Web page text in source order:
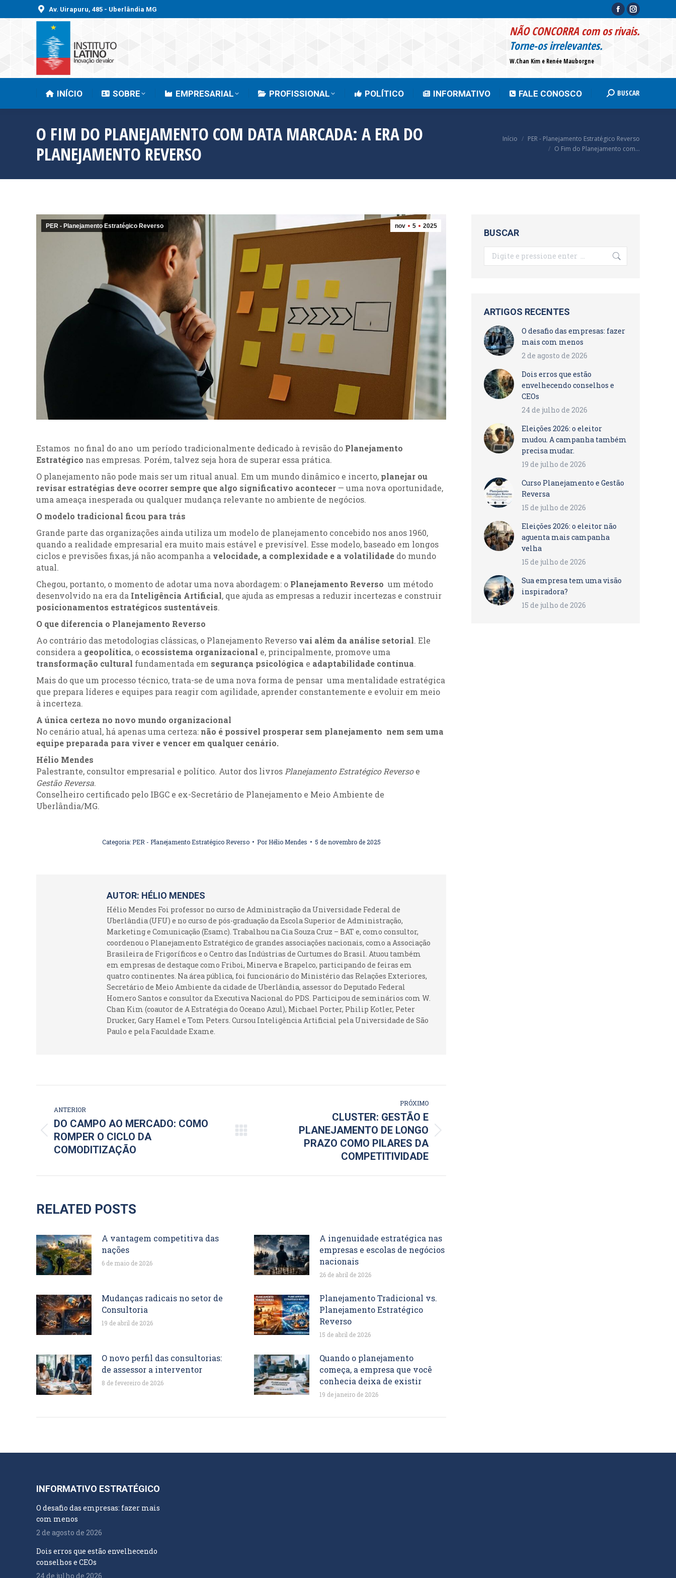
Av. Uirapuru, 485 - Uberlândia MG
Facebook
page
window
Instagram
page
window
NÃO CONCORRA com os rivais.
Torne-os irrelevantes.
W.Chan Kim e Renée Mauborgne
INÍCIO SOBRE EMPRESARIAL PROFISSIONAL POLÍTICO INFORMATIVO FALE CONOSCO Search:
BUSCAR
O FIM DO PLANEJAMENTO COM DATA MARCADA: A ERA DO
PLANEJAMENTO REVERSO
Você está aqui:
Início
PER - Planejamento Estratégico Reverso
O Fim do Planejamento com…
nov 5 2025
PER - Planejamento Estratégico Reverso
Estamos no final do ano um período tradicionalmente dedicado à revisão do Planejamento
Estratégico nas empresas. Porém, talvez seja hora de superar essa prática.
O planejamento não pode mais ser um ritual anual. Em um mundo dinâmico e incerto, planejar ou
revisar estratégias deve ocorrer sempre que algo significativo acontecer — uma nova oportunidade,
uma ameaça inesperada ou qualquer mudança relevante no ambiente de negócios.
O modelo tradicional ficou para trás
Grande parte das organizações ainda utiliza um modelo de planejamento concebido nos anos 1960,
quando a realidade empresarial era muito mais estável e previsível. Esse modelo, baseado em longos
ciclos e previsões fixas, já não acompanha a velocidade, a complexidade e a volatilidade do mundo
atual.
Chegou, portanto, o momento de adotar uma nova abordagem: o Planejamento Reverso um método
desenvolvido na era da Inteligência Artificial, que ajuda as empresas a reduzir incertezas e construir
posicionamentos estratégicos sustentáveis.
O que diferencia o Planejamento Reverso
Ao contrário das metodologias clássicas, o Planejamento Reverso vai além da análise setorial. Ele
considera a geopolítica, o ecossistema organizacional e, principalmente, promove uma
transformação cultural fundamentada em segurança psicológica e adaptabilidade contínua.
Mais do que um processo técnico, trata-se de uma nova forma de pensar uma mentalidade estratégica
que prepara líderes e equipes para reagir com agilidade, aprender constantemente e evoluir em meio
à incerteza.
A única certeza no novo mundo organizacional
No cenário atual, há apenas uma certeza: não é possível prosperar sem planejamento nem sem uma
equipe preparada para viver e vencer em qualquer cenário.
Hélio Mendes
Palestrante, consultor empresarial e político. Autor dos livros Planejamento Estratégico Reversoe
Gestão Reversa.
Conselheiro certificado pelo IBGC e ex-Secretário de Planejamento e Meio Ambiente de
Uberlândia/MG.
Categoria:PER - Planejamento Estratégico Reverso PorHélio Mendes 5 de novembro de 2025
AUTOR: HÉLIO MENDES
Hélio Mendes Foi professor no curso de Administração da Universidade Federal de
Uberlândia (UFU) e no curso de pós-graduação da Escola Superior de Administração,
Marketing e Comunicação (Esamc). Trabalhou na Cia Souza Cruz – BAT e, como consultor,
coordenou o Planejamento Estratégico de grandes associações nacionais, como a Associação
Brasileira de Frigoríficos e o Centro das Indústrias de Curtumes do Brasil. Atuou também
em empresas de destaque como Friboi, Minerva e Brapelco, participando de feiras em
quatro continentes. Na área pública, foi funcionário do Ministério das Relações Exteriores,
Secretário de Meio Ambiente da cidade de Uberlândia, assessor do Deputado Federal
Homero Santos e consultor da Executiva Nacional do PDS. Participou de seminários com W.
Chan Kim (coautor de A Estratégia do Oceano Azul), Michael Porter, Philip Kotler, Peter
Drucker, Gary Hamel e Tom Peters. Cursou Inteligência Artificial pela Universidade de São
Paulo e pela Faculdade Exame.
DE
POST:
ANTERIOR
Post
anterior:
DO CAMPO AO MERCADO: COMO
ROMPER O CICLO DA
COMODITIZAÇÃO
PRÓXIMO
CLUSTER: GESTÃO E
PLANEJAMENTO DE LONGO
PRAZO COMO PILARES DA
COMPETITIVIDADE
RELATED POSTS
A vantagem competitiva das
nações
6 de maio de 2026
A ingenuidade estratégica nas
empresas e escolas de negócios
nacionais
26 de abril de 2026
Mudanças radicais no setor de
Consultoria
19 de abril de 2026
Planejamento Tradicional vs.
Planejamento Estratégico
Reverso
15 de abril de 2026
O novo perfil das consultorias:
de assessor a interventor
8 de fevereiro de 2026
Quando o planejamento
começa, a empresa que você
conhecia deixa de existir
19 de janeiro de 2026
BUSCAR
Search:
ARTIGOS RECENTES
O desafio das empresas: fazer
mais com menos
2 de agosto de 2026
Dois erros que estão
envelhecendo conselhos e
CEOs
24 de julho de 2026
Eleições 2026: o eleitor
mudou. A campanha também
precisa mudar.
19 de julho de 2026
Curso Planejamento e Gestão
Reversa
15 de julho de 2026
Eleições 2026: o eleitor não
aguenta mais campanha
velha
15 de julho de 2026
Sua empresa tem uma visão
inspiradora?
15 de julho de 2026
INFORMATIVO ESTRATÉGICO
O desafio das empresas: fazer mais
com menos
2 de agosto de 2026
Dois erros que estão envelhecendo
conselhos e CEOs
24 de julho de 2026
FALE CONOSCO Search:
BUSCAR